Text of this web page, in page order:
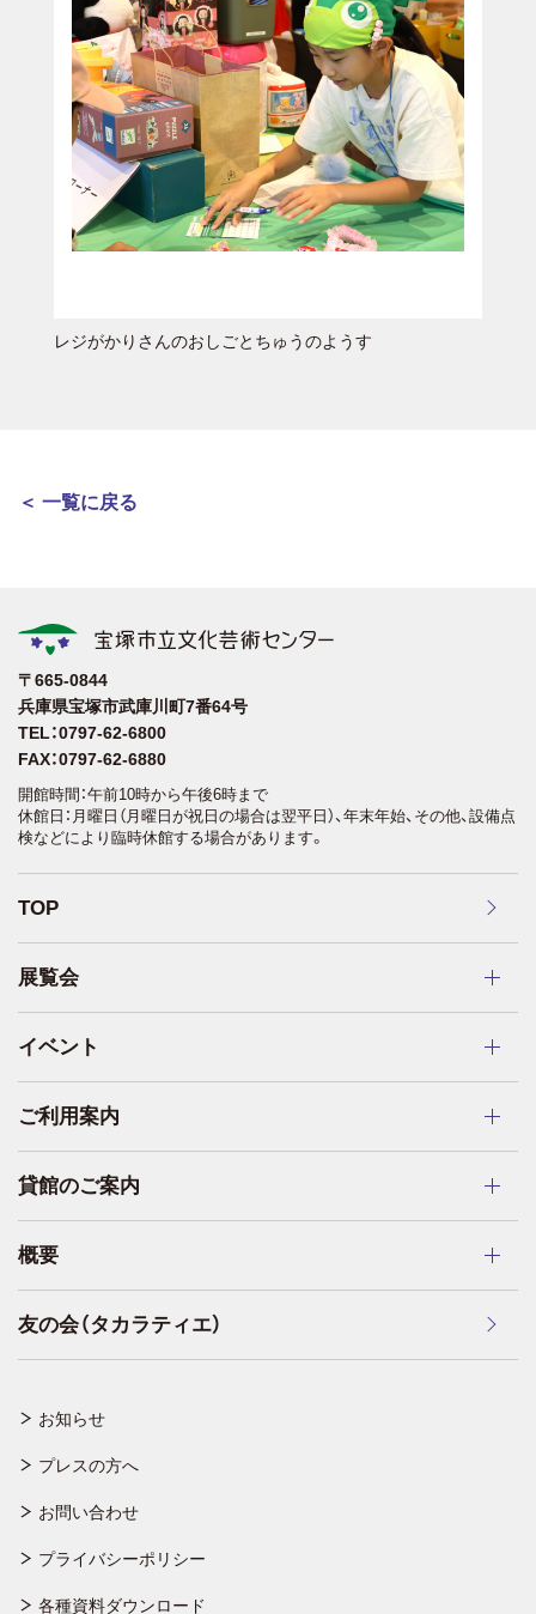
レジがかりさんのおしごとちゅうのようす
＜ 一覧に戻る
お知らせ
プレスの方へ
お問い合わせ
プライバシーポリシー
各種資料ダウンロード
TOP
展覧会
イベント
ご利用案内
貸館のご案内
概要
友の会（タカラティエ）
〒665-0844
兵庫県宝塚市武庫川町7番64号
TEL：0797-62-6800
FAX：0797-62-6880
開館時間：午前10時から午後6時まで
休館日：月曜日（月曜日が祝日の場合は翌平日）、年末年始、その他、設備点
検などにより臨時休館する場合があります。